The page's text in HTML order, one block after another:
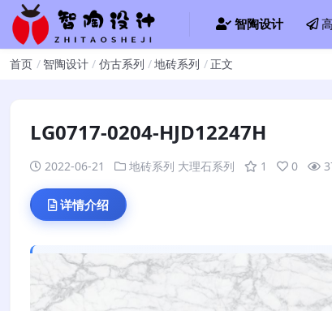
智陶设计
首页 智陶设计 仿古系列 地砖系列 正文
LG0717-0204-HJD12247H
2022-06-21 地砖系列 大理石系列 1 0
详情介绍